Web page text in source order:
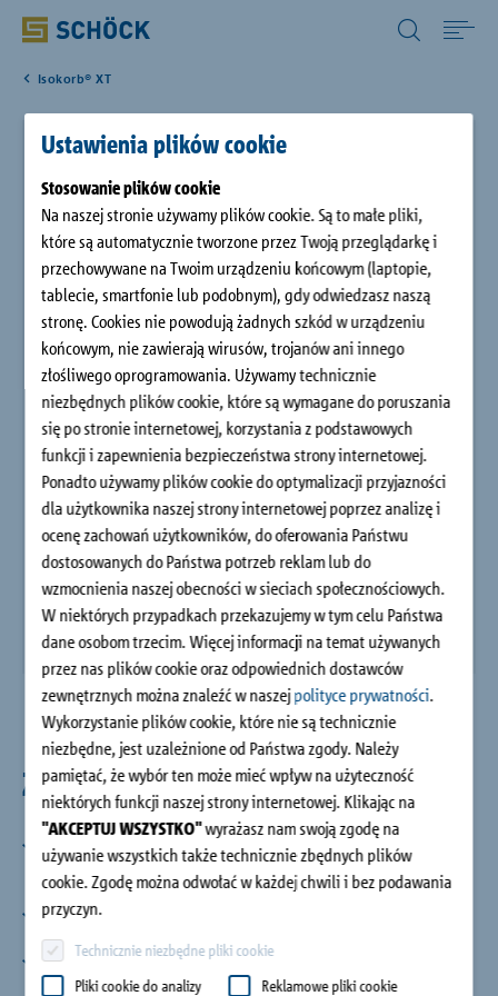
Ustawienia plików cookie
Stosowanie plików cookie
Na naszej stronie używamy plików cookie. Są to małe pliki,
które są automatycznie tworzone przez Twoją przeglądarkę i
przechowywane na Twoim urządzeniu końcowym (laptopie,
tablecie, smartfonie lub podobnym), gdy odwiedzasz naszą
stronę. Cookies nie powodują żadnych szkód w urządzeniu
końcowym, nie zawierają wirusów, trojanów ani innego
złośliwego oprogramowania. Używamy technicznie
niezbędnych plików cookie, które są wymagane do poruszania
się po stronie internetowej, korzystania z podstawowych
funkcji i zapewnienia bezpieczeństwa strony internetowej.
Ponadto używamy plików cookie do optymalizacji przyjazności
dla użytkownika naszej strony internetowej poprzez analizę i
ocenę zachowań użytkowników, do oferowania Państwu
dostosowanych do Państwa potrzeb reklam lub do
wzmocnienia naszej obecności w sieciach społecznościowych.
W niektórych przypadkach przekazujemy w tym celu Państwa
dane osobom trzecim. Więcej informacji na temat używanych
przez nas plików cookie oraz odpowiednich dostawców
zewnętrznych można znaleźć w naszejpolityce prywatności.
Wykorzystanie plików cookie, które nie są technicznie
niezbędne, jest uzależnione od Państwa zgody. Należy
pamiętać, że wybór ten może mieć wpływ na użyteczność
niektórych funkcji naszej strony internetowej. Klikając na
"AKCEPTUJ WSZYSTKO"wyrażasz nam swoją zgodę na
używanie wszystkich także technicznie zbędnych plików
cookie. Zgodę można odwołać w każdej chwili i bez podawania
przyczyn.
Technicznie niezbędne pliki cookie
Pliki cookie do analizy
Reklamowe pliki cookie
Produkty
Do pobrania
Serwis
Obiekty referencyjne
Budownictwo jednorodzinne
O firmie
Doradztwo i kontakt
Poland (PL) Polski
Isokorb® XT
Schöck Isokorb® XT typu K-U
Schöck Isokorb® XT typu K-U to nośny element termoizolacyjny
z łożyskiem oporowym HTE-Compact® oraz elementem
izolacyjnym grubości 120 mm do balkonów wspornikowych,
przenoszący momenty ujemne i dodatnie siły poprzeczne.
Łączniki termoizolacyjne Schöck Isokorb® XT typu K-U
mocowane są do ścian żelbetowych w dół.
Zalety
Efektywne projektowanie
Redukcja ilości wariantów i szczegółowe informacje
techniczne
Swoboda projektowania
Kotwienie łączników w ścianach żelbetowych (≥ 175mm)
Oszczędności
Krótkie pręty kotwienia pozwalają na łatwiejszy transport